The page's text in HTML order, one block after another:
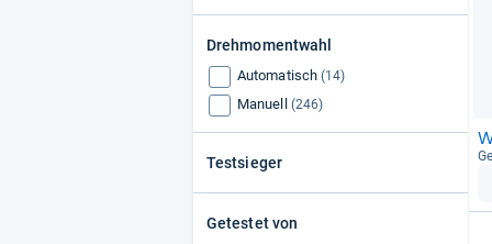
Drehmomentwahl
Automatisch (14)
Manuell (246)
Testsieger
Getestet von